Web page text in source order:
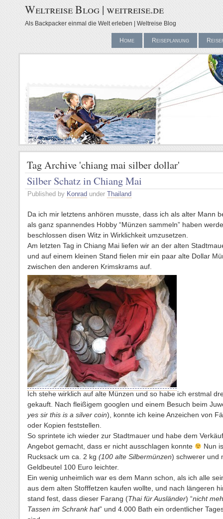
Weltreise Blog | weitreise.de
Als Backpacker einmal die Welt erleben | Weltreise Blog
Home Reiseplanung
Tag Archive 'chiang mai silber dollar'
Silber Schatz in Chiang Mai
Published by Konrad under Thailand
Da ich mir letztens anhören musste, dass ich als alter Mann
als ganz spannendes Hobby “Münzen sammeln” haben
beschlossen disen Witz in Wirklichkeit umzusetzen.
Am letzten Tag in Chiang Mai liefen wir an der alten
und auf einem kleinen Stand fielen mir ein paar alte Dollar
zwischen den anderen Krimskrams auf.
Ich stehe wirklich auf alte Münzen und so habe ich erstmal
gekauft. Nach fleißigem googlen und einem Besuch beim
yes sir this is a silver coin), konnte ich keine Anzeichen von
oder Kopien feststellen.
So sprintete ich wieder zur Stadtmauer und habe dem
Angebot gemacht, dass er nicht ausschlagen konnte
Nun
Rucksack um ca. 2 kg (100 alte Silbermünzen) schwerer und
Geldbeutel 100 Euro leichter.
Ein wenig unheimlich war es dem Mann schon, als ich alle
aus dem alten Stofffetzen kaufen wollte, und nach längeren
stand fest, dass dieser Farang (Thai für Ausländer) “nicht
Tassen im Schrank hat” und 4.000 Bath ein ordentlicher